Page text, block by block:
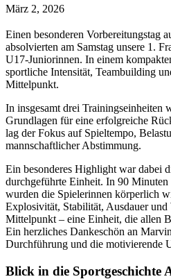
März 2, 2026
Einen besonderen Vorbereitungstag
absolvierten am Samstag unsere 1.
U17-Juniorinnen. In einem
sportliche Intensität, Teambuilding
Mittelpunkt.
In insgesamt drei Trainingseinheiten
Grundlagen für eine erfolgreiche
lag der Fokus auf Spieltempo,
mannschaftlicher Abstimmung.
Ein besonderes Highlight war dabei
durchgeführte Einheit. In 90
wurden die Spielerinnen körperlich
Explosivität, Stabilität, Ausdauer und
Mittelpunkt – eine Einheit, die allen
Ein herzliches Dankeschön an
Durchführung und die motivierende
Blick in die Sportgeschichte